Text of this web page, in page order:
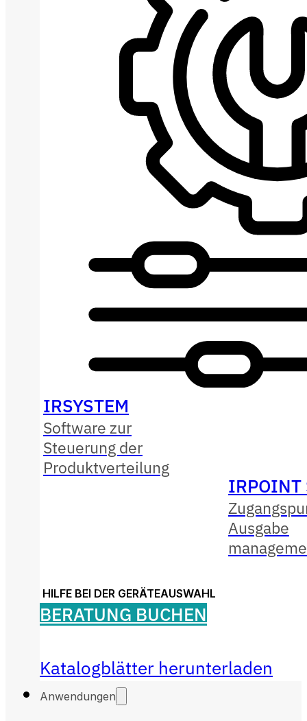
IRSYSTEM
Software zur
Steuerung der
Produktverteilung
IRPOINT
Ausgabe
HILFE BEI DER GERÄTEAUSWAHL
BERATUNG BUCHEN
Katalogblätter herunterladen
Anwendungen